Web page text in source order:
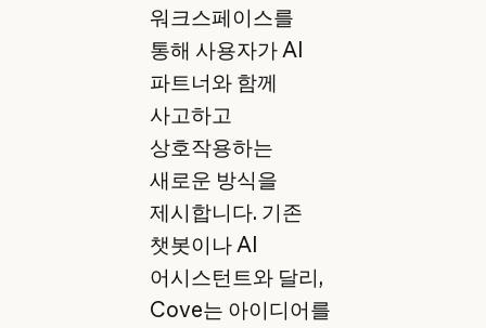
워크스페이스를
통해 사용자가 AI
파트너와 함께
사고하고
상호작용하는
새로운 방식을
제시합니다. 기존
챗봇이나 AI
어시스턴트와 달리,
Cove는 아이디어를